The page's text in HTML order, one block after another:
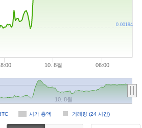
10. 8월 06:00
시가 총액 거래량 (24 시간)
10. 8월
0.00194